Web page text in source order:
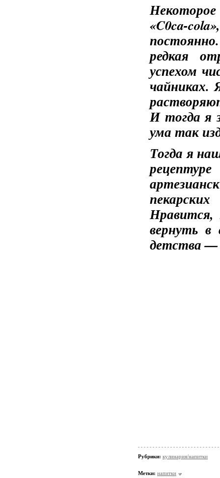
«C0ca-
редкая
успехом
чайниках.
И тогда я
ума так
Тогда я
Нравится,
вернуть в
детства
Рубрики: кулинария/напитки
Метки: напитки